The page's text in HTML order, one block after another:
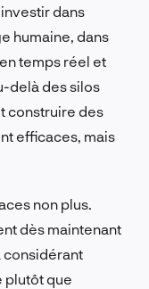
dans
humaine, dans
temps réel et
delà des silos
construire des
efficaces, mais
non plus.
dès maintenant
considérant
plutôt que